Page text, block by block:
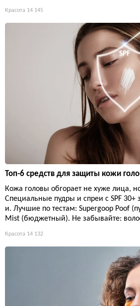
Красота 14 145
Топ-6 средств для защиты кожи
Кожа головы обгорает не хуже лица,
Специальные пудры и спреи с SPF
и. Лучшие по тестам: Supergoop Poof
Mist (бюджетный). Не забывайте:
Красота 14 132